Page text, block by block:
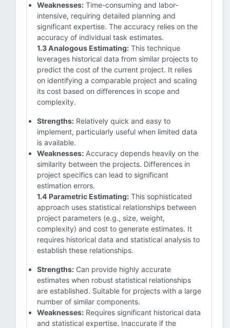
Weaknesses: Time-consuming and labor-
intensive, requiring detailed planning and
significant expertise. The accuracy relies on the
accuracy of individual task estimates.
1.3 Analogous Estimating: This technique
leverages historical data from similar projects to
predict the cost of the current project. It relies
on identifying a comparable project and scaling
its cost based on differences in scope and
complexity.
Strengths: Relatively quick and easy to
implement, particularly useful when limited data
is available.
Weaknesses: Accuracy depends heavily on the
similarity between the projects. Differences in
project specifics can lead to significant
estimation errors.
1.4 Parametric Estimating: This sophisticated
approach uses statistical relationships between
project parameters (e.g., size, weight,
complexity) and cost to generate estimates. It
requires historical data and statistical analysis to
establish these relationships.
Strengths: Can provide highly accurate
estimates when robust statistical relationships
are established. Suitable for projects with a large
number of similar components.
Weaknesses: Requires significant historical data
and statistical expertise. Inaccurate if the